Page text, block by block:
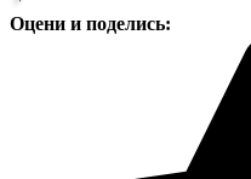
Оцени и поделись: